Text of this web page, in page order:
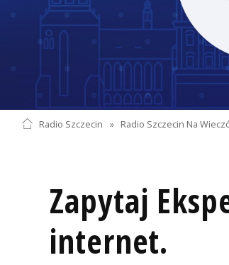
Radio Szczecin » Radio Szczecin Na
Zapytaj
internet.